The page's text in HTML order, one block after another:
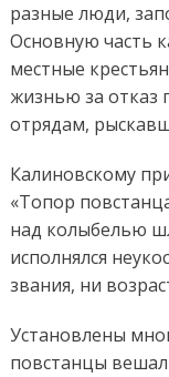
разные люди,
Основную часть
местные
жизнью за отказ
отрядам,
Калиновскому
«Топор
над колыбелью
исполнялся
звания, ни
Установлены
повстанцы